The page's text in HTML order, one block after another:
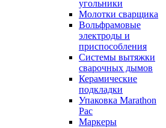
угольники
Молотки сварщика
Вольфрамовые
электроды и
приспособления
Системы вытяжки
сварочных дымов
Керамические
подкладки
Упаковка Marathon
Pac
Маркеры